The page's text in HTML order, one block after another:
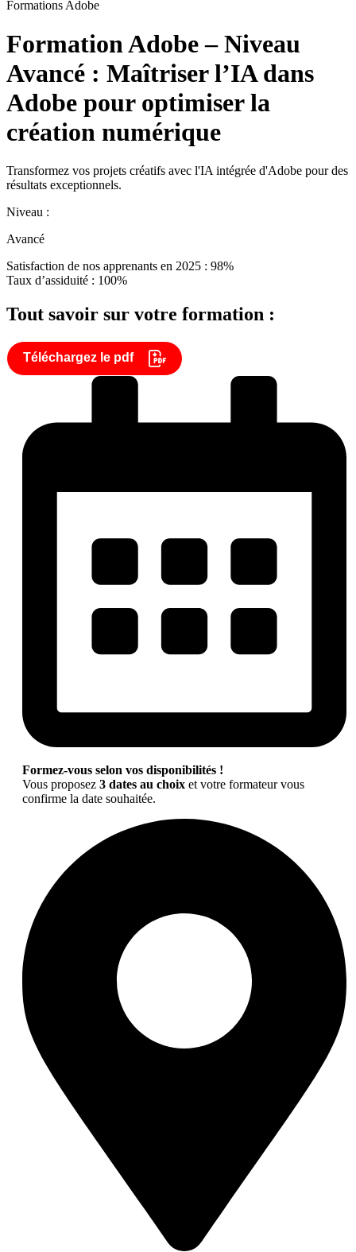
Formations Adobe
Formation Adobe – Niveau
Avancé : Maîtriser l’IA dans
Adobe pour optimiser la
création numérique
Transformez vos projets créatifs avec l'IA intégrée d'Adobe pour des
résultats exceptionnels.
Niveau :
Avancé
Satisfaction de nos apprenants en 2025 : 98%
Taux d’assiduité : 100%
Tout savoir sur votre formation :
Téléchargez le pdf
Formez-vous selon vos disponibilités !
Vous proposez 3 dates au choix et votre formateur vous
confirme la date souhaitée.